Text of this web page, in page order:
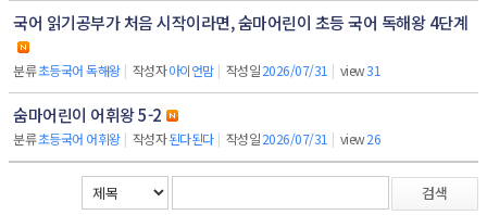
국어 읽기공부가 처음 시작이라면, 숨마어린이 초등 국어 독해왕 4단계
분류초등국어 독해왕 | 작성자아이언맘 | 작성일2026/07/31 | view31
숨마어린이 어휘왕 5-2
분류초등국어 어휘왕 | 작성자된다된다 | 작성일2026/07/31 | view26
검색